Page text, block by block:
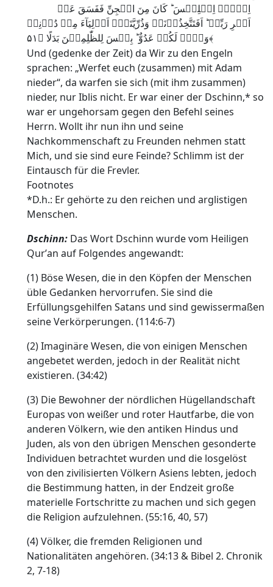
اِلَّاۤ اِبۡلِیۡسَ ؕ کَانَ مِنَ الۡجِنِّ فَفَسَقَ عَنۡ
اَمۡرِ رَبِّہٖ ؕ اَفَتَتَّخِذُوۡنَہٗ وَذُرِّیَّتَہٗۤ اَوۡلِیَآءَ مِنۡ دُوۡنِیۡ
وَہُمۡ لَکُمۡ عَدُوٌّ ؕ بِئۡسَ لِلظّٰلِمِیۡنَ بَدَلًا ﴿۵۱﴾
Und (gedenke der Zeit) da Wir zu den Engeln
sprachen: „Werfet euch (zusammen) mit Adam
nieder“, da warfen sie sich (mit ihm zusammen)
nieder, nur Iblis nicht. Er war einer der Dschinn,* so
war er ungehorsam gegen den Befehl seines
Herrn. Wollt ihr nun ihn und seine
Nachkommenschaft zu Freunden nehmen statt
Mich, und sie sind eure Feinde? Schlimm ist der
Eintausch für die Frevler.
Footnotes
*D.h.: Er gehörte zu den reichen und arglistigen
Menschen.
Dschinn: Das Wort Dschinn wurde vom Heiligen
Qurʼan auf Folgendes angewandt:
(1) Böse Wesen, die in den Köpfen der Menschen
üble Gedanken hervorrufen. Sie sind die
Erfüllungsgehilfen Satans und sind gewissermaßen
seine Verkörperungen. (114:6-7)
(2) Imaginäre Wesen, die von einigen Menschen
angebetet werden, jedoch in der Realität nicht
existieren. (34:42)
(3) Die Bewohner der nördlichen Hügellandschaft
Europas von weißer und roter Hautfarbe, die von
anderen Völkern, wie den antiken Hindus und
Juden, als von den übrigen Menschen gesonderte
Individuen betrachtet wurden und die losgelöst
von den zivilisierten Völkern Asiens lebten, jedoch
die Bestimmung hatten, in der Endzeit große
materielle Fortschritte zu machen und sich gegen
die Religion aufzulehnen. (55:16, 40, 57)
(4) Völker, die fremden Religionen und
Nationalitäten angehören. (34:13 & Bibel 2. Chronik
2, 7-18)